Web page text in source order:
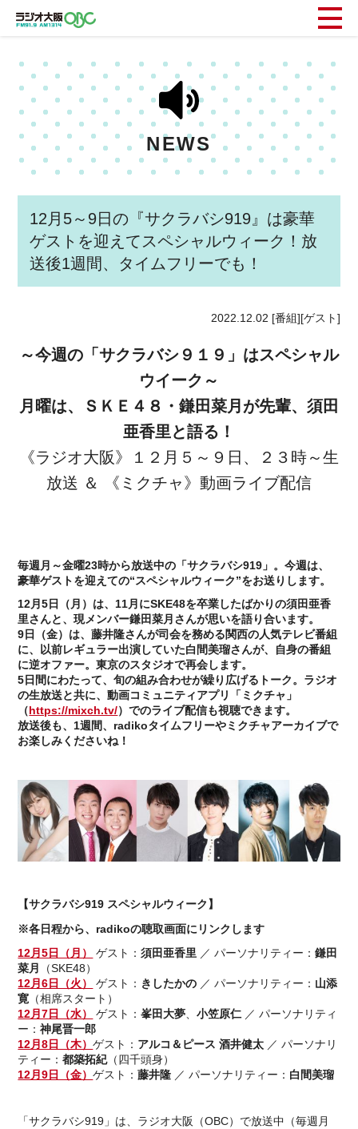
NEWS
12月5～9日の『サクラバシ919』は豪華
ゲストを迎えてスペシャルウィーク！放
送後1週間、タイムフリーでも！
2022.12.02 [番組][ゲスト]
～今週の「サクラバシ９１９」はスペシャル
ウイーク～
月曜は、ＳＫＥ４８・鎌田菜月が先輩、須田
亜香里と語る！
《ラジオ大阪》１２月５～９日、２３時～生
放送 ＆ 《ミクチャ》動画ライブ配信
毎週月～金曜23時から放送中の「サクラバシ919」。今週は、
豪華ゲストを迎えての“スペシャルウィーク”をお送りします。
12月5日（月）は、11月にSKE48を卒業したばかりの須田亜香
里さんと、現メンバー鎌田菜月さんが思いを語り合います。
9日（金）は、藤井隆さんが司会を務める関西の人気テレビ番組
に、以前レギュラー出演していた白間美瑠さんが、自身の番組
に逆オファー。東京のスタジオで再会します。
5日間にわたって、旬の組み合わせが繰り広げるトーク。ラジオ
の生放送と共に、動画コミュニティアプリ「ミクチャ」
（https://mixch.tv/）でのライブ配信も視聴できます。
放送後も、1週間、radikoタイムフリーやミクチャアーカイブで
お楽しみくださいね！
【サクラバシ919 スペシャルウィーク】
※各日程から、radikoの聴取画面にリンクします
12月5日（月）
ゲスト：須田亜香里 ／ パーソナリティー：鎌田
菜月
（SKE48）
12月6日（火）
ゲスト： きしたかの ／ パーソナリティー： 山添
寛 （相席スタート）
12月7日（水）
ゲスト：峯田大夢 、小笠原仁 ／ パーソナリティ
ー：神尾晋一郎
12月8日（木）ゲスト： アルコ＆ピース 酒井健太 ／ パーソナリ
ティー：都築拓紀（四千頭身）
12月9日（金）ゲスト：藤井隆 ／ パーソナリティー： 白間美瑠
「サクラバシ919」は、ラジオ大阪（OBC）で放送中（毎週月